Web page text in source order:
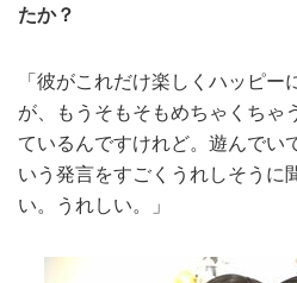
たか？
「彼がこれだけ楽しくハッピー
が、もうそもそもめちゃくちゃ
ているんですけれど。遊んでい
いう発言をすごくうれしそうに
い。うれしい。」